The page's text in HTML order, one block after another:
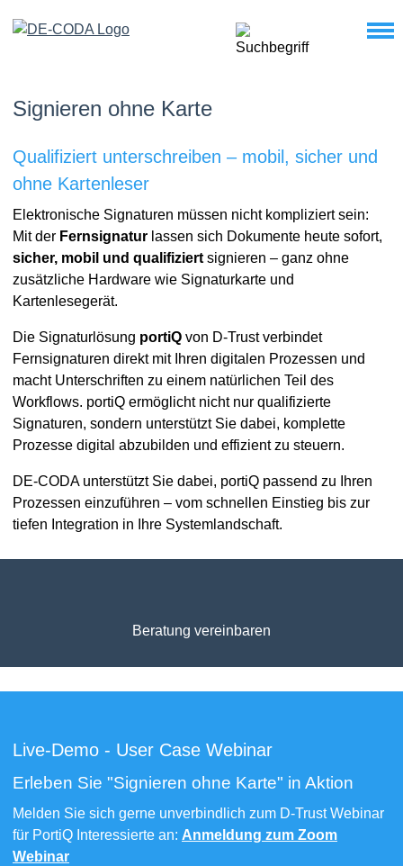
Signieren ohne Karte
Qualifiziert unterschreiben – mobil, sicher und
ohne Kartenleser
Elektronische Signaturen müssen nicht kompliziert sein:
Mit der Fernsignatur lassen sich Dokumente heute sofort,
sicher, mobil und qualifiziert signieren – ganz ohne
zusätzliche Hardware wie Signaturkarte und
Kartenlesegerät.
Die Signaturlösung portiQ von D-Trust verbindet
Fernsignaturen direkt mit Ihren digitalen Prozessen und
macht Unterschriften zu einem natürlichen Teil des
Workflows. portiQ ermöglicht nicht nur qualifizierte
Signaturen, sondern unterstützt Sie dabei, komplette
Prozesse digital abzubilden und effizient zu steuern.
DE-CODA unterstützt Sie dabei, portiQ passend zu Ihren
Prozessen einzuführen – vom schnellen Einstieg bis zur
tiefen Integration in Ihre Systemlandschaft.
Beratung vereinbaren
Live-Demo - User Case Webinar
Erleben Sie "Signieren ohne Karte" in Aktion
Melden Sie sich gerne unverbindlich zum D-Trust Webinar
für PortiQ Interessierte an: Anmeldung zum Zoom
Webinar